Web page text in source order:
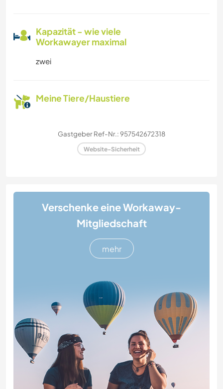
Kapazität - wie viele
Workawayer maximal
zwei
Meine Tiere/Haustiere
Gastgeber Ref-Nr.: 957542672318
Website-Sicherheit
Verschenke eine Workaway-
Mitgliedschaft
mehr